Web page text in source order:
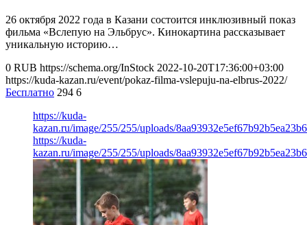
26 октября 2022 года в Казани состоится инклюзивный показ
фильма «Вслепую на Эльбрус». Кинокартина рассказывает
уникальную историю…
0 RUB https://schema.org/InStock 2022-10-20T17:36:00+03:00
https://kuda-kazan.ru/event/pokaz-filma-vslepuju-na-elbrus-2022/
Бесплатно 294 6
https://kuda-
kazan.ru/image/255/255/uploads/
https://kuda-
kazan.ru/image/255/255/uploads/